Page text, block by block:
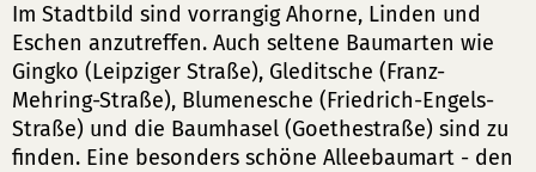
Im Stadtbild sind vorrangig Ahorne, Linden und
Eschen anzutreffen. Auch seltene Baumarten wie
Gingko (Leipziger Straße), Gleditsche (Franz-
Mehring-Straße), Blumenesche (Friedrich-Engels-
Straße) und die Baumhasel (Goethestraße) sind zu
finden. Eine besonders schöne Alleebaumart - den